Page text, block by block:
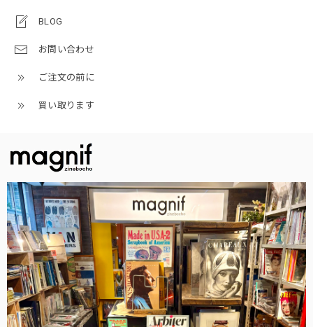
BLOG
お問い合わせ
ご注文の前に
買い取ります